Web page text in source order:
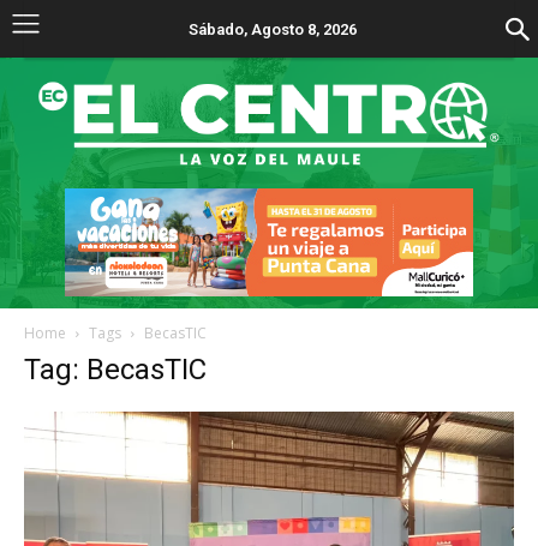
Sábado, Agosto 8, 2026
Home Tags BecasTIC
Tag: BecasTIC